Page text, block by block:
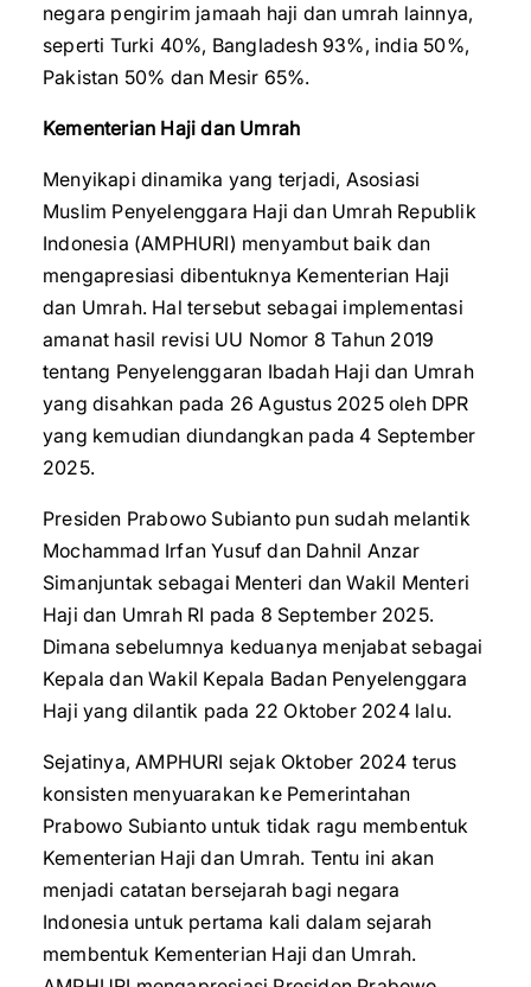
negara pengirim jamaah haji dan umrah lainnya,
seperti Turki 40%, Bangladesh 93%, india 50%,
Pakistan 50% dan Mesir 65%.
Kementerian Haji dan Umrah
Menyikapi dinamika yang terjadi, Asosiasi
Muslim Penyelenggara Haji dan Umrah Republik
Indonesia (AMPHURI) menyambut baik dan
mengapresiasi dibentuknya Kementerian Haji
dan Umrah. Hal tersebut sebagai implementasi
amanat hasil revisi UU Nomor 8 Tahun 2019
tentang Penyelenggaran Ibadah Haji dan Umrah
yang disahkan pada 26 Agustus 2025 oleh DPR
yang kemudian diundangkan pada 4 September
2025.
Presiden Prabowo Subianto pun sudah melantik
Mochammad Irfan Yusuf dan Dahnil Anzar
Simanjuntak sebagai Menteri dan Wakil Menteri
Haji dan Umrah RI pada 8 September 2025.
Dimana sebelumnya keduanya menjabat sebagai
Kepala dan Wakil Kepala Badan Penyelenggara
Haji yang dilantik pada 22 Oktober 2024 lalu.
Sejatinya, AMPHURI sejak Oktober 2024 terus
konsisten menyuarakan ke Pemerintahan
Prabowo Subianto untuk tidak ragu membentuk
Kementerian Haji dan Umrah. Tentu ini akan
menjadi catatan bersejarah bagi negara
Indonesia untuk pertama kali dalam sejarah
membentuk Kementerian Haji dan Umrah.